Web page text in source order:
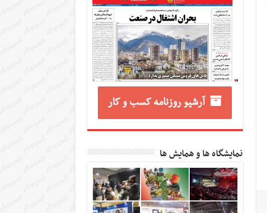
آرشیو روزنامه کسب و کار
نمایشگاه ها و همایش ها